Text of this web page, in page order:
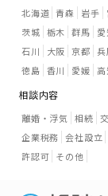
北海道 青森 岩手
茨城 栃木 群馬
石川
大阪 京都 兵
徳島 香川 愛媛
相談内容
離婚・浮気 相続
企業税務 会社設立
許認可 その他